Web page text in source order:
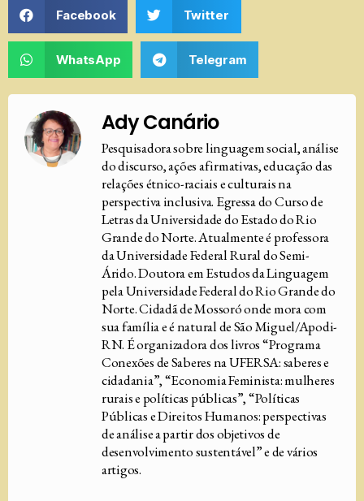
Facebook Twitter
WhatsApp Telegram
Ady Canário
Pesquisadora sobre linguagem social, análise
do discurso, ações afirmativas, educação das
relações étnico-raciais e culturais na
perspectiva inclusiva. Egressa do Curso de
Letras da Universidade do Estado do Rio
Grande do Norte. Atualmente é professora
da Universidade Federal Rural do Semi-
Árido. Doutora em Estudos da Linguagem
pela Universidade Federal do Rio Grande do
Norte. Cidadã de Mossoró onde mora com
sua família e é natural de São Miguel/Apodi-
RN. É organizadora dos livros “Programa
Conexões de Saberes na UFERSA: saberes e
cidadania”, “Economia Feminista: mulheres
rurais e políticas públicas”, “Políticas
Públicas e Direitos Humanos: perspectivas
de análise a partir dos objetivos de
desenvolvimento sustentável” e de vários
artigos.